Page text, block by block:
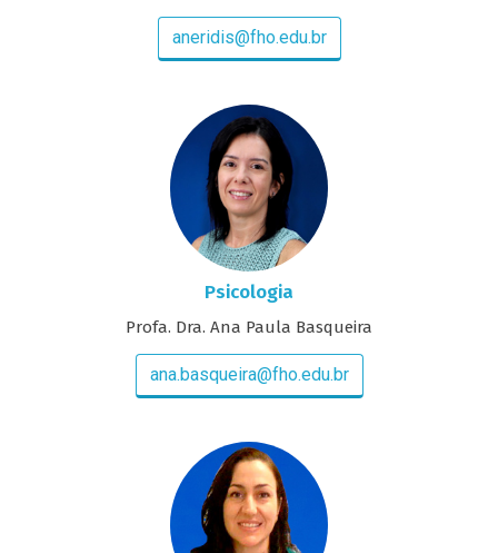
aneridis@fho.edu.br
Psicologia
Profa. Dra. Ana Paula Basqueira
ana.basqueira@fho.edu.br